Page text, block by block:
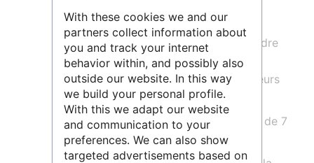
développées par les universités et
organismes de recherches, pour répondre
aux questionnements et besoins de
formation et d’information des chercheurs
du DRIIHM.
Les ressources sont organisées autour de 7
thématiques de recherches:
With these cookies we and our
partners collect information about
you and track your internet
behavior within, and possibly also
outside our website. In this way
we build your personal profile.
With this we adapt our website
and communication to your
preferences. We can also show
targeted advertisements based on